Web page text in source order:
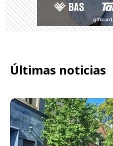
Últimas noticias